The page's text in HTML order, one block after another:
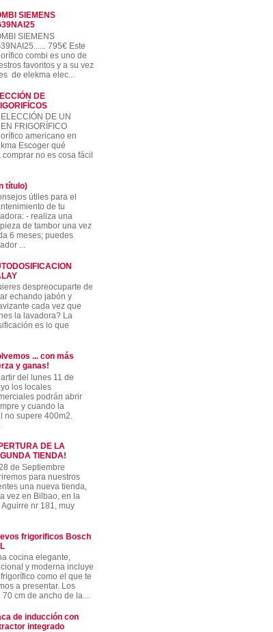
SIEMENS
SIEMENS
795€ Este
combi es uno de
favoritos y a su vez
de elekma elec...
DE
ELECCIÓN DE UN
FRIGORÍFICO
americano en
Escoger qué
no es cosa fácil
título)
útiles para el
de tu
- realiza una
de tambor una vez
6 meses; puedes
...
despreocuparte de
echando jabón y
cada vez que
la lavadora? La
es lo que
... con más
y ganas!
del lunes 11 de
los locales
podrán abrir
y cuando la
no supere 400m2.
DE LA
TIENDA!
de Septiembre
para nuestros
una nueva tienda,
vez en Bilbao, en la
nr 181, muy
frigorificos Bosch
cocina elegante,
y moderna incluye
como el que te
a presentar. Los
cm de ancho de la...
de inducción con
integrado